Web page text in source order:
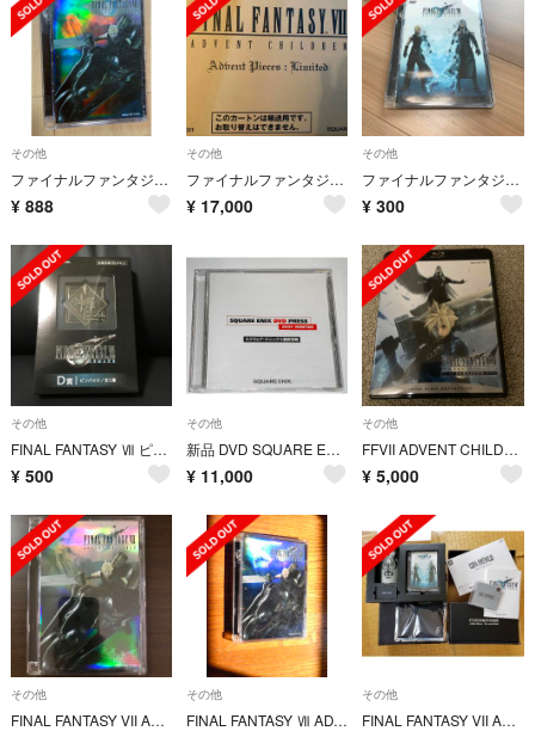
その他
ファイナルファンタジー Ⅶ アドベントチルドレン〈初回限定豪華パッケージ仕様〉
¥ 888
その他
ファイナルファンタジーVII ADVENT PIECES:LIMITED
¥ 17,000
その他
ファイナルファンタジー7 アドベントチルドレン DVD
¥ 300
その他
FINAL FANTASY Ⅶ ピンバッジ
¥ 500
その他
新品 DVD SQUARE ENIX DVD PRESS ドラゴンクエスト8特典
¥ 11,000
その他
FFVII ADVENT CHILDREN COMPLETE [Blu-ray]
¥ 5,000
その他
FINAL FANTASY VII ADVENT CHILDREN【初回限定版】
その他
FINAL FANTASY Ⅶ ADVENT CHILDREN [DVD]
その他
FINAL FANTASY VII ADVENT CHILDREN限定版